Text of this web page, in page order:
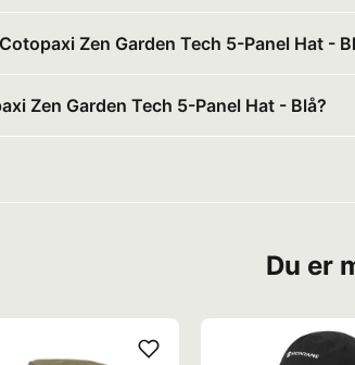
Zen Garden Tech 5-Panel Hat -
Zen Garden Tech 5-Panel Hat - Blå?
Du er